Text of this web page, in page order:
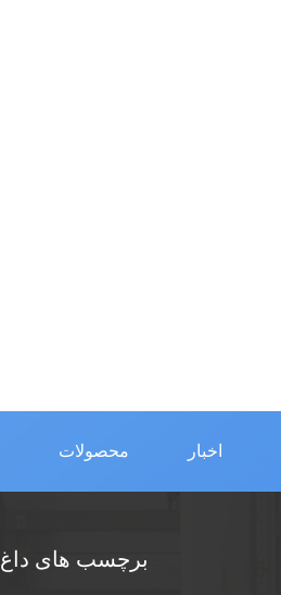
محصولات اخبار
برچسب های داغ